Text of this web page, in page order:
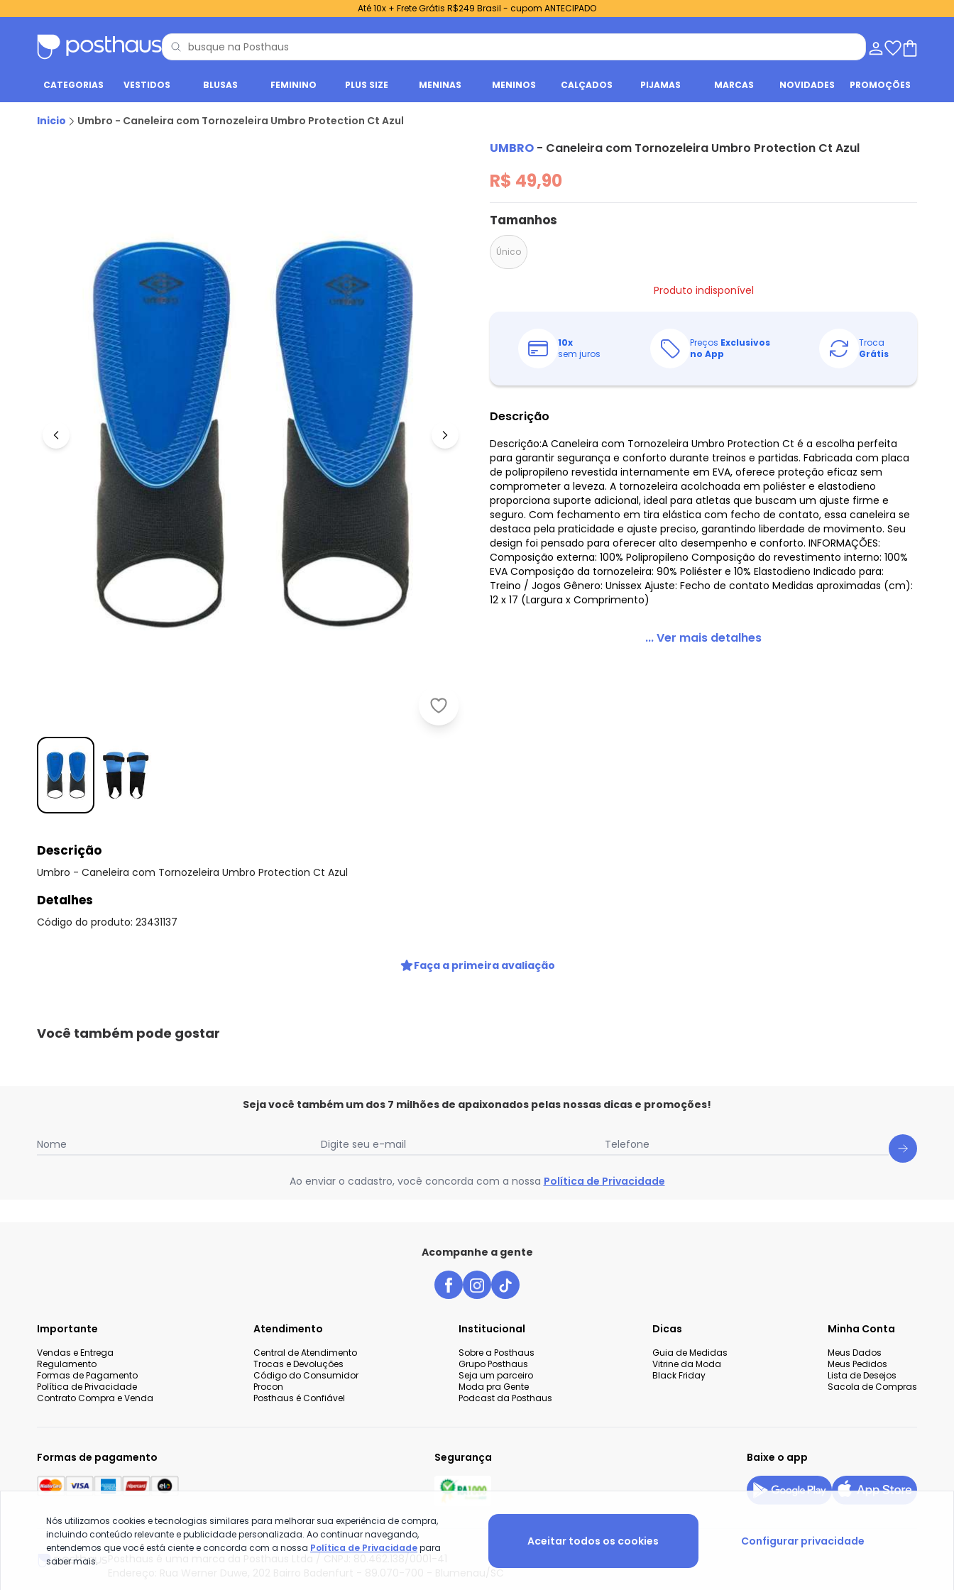
Até 10x + Frete Grátis R$249 Brasil - cupom ANTECIPADO
CATEGORIAS VESTIDOS BLUSAS FEMININO PLUS SIZE MENINAS MENINOS CALÇADOS PIJAMAS MARCAS NOVIDADES PROMOÇÕES
Inicio Umbro - Caneleira com Tornozeleira Umbro Protection Ct Azul
Umbro - Caneleira com Tornozeleira Umbro Protection Ct Azul
UMBRO - Caneleira com Tornozeleira Umbro Protection Ct Azul
R$ 49,90
Tamanhos
Único
Produto indisponível
10x
sem juros
Preços Exclusivos
no App
Troca
Grátis
Descrição
Descrição:A Caneleira com Tornozeleira Umbro Protection Ct é a escolha perfeita
para garantir segurança e conforto durante treinos e partidas. Fabricada com placa
de polipropileno revestida internamente em EVA, oferece proteção eficaz sem
comprometer a leveza. A tornozeleira acolchoada em poliéster e elastodieno
proporciona suporte adicional, ideal para atletas que buscam um ajuste firme e
seguro. Com fechamento em tira elástica com fecho de contato, essa caneleira se
destaca pela praticidade e ajuste preciso, garantindo liberdade de movimento. Seu
design foi pensado para oferecer alto desempenho e conforto. INFORMAÇÕES:
Composição externa: 100% Polipropileno Composição do revestimento interno: 100%
EVA Composição da tornozeleira: 90% Poliéster e 10% Elastodieno Indicado para:
Treino / Jogos Gênero: Unissex Ajuste: Fecho de contato Medidas aproximadas (cm):
12 x 17 (Largura x Comprimento)
... Ver mais detalhes
Descrição
Umbro - Caneleira com Tornozeleira Umbro Protection Ct Azul
Detalhes
Código do produto: 23431137
Faça a primeira avaliação
Você também pode gostar
Seja você também um dos 7 milhões de apaixonados pelas nossas dicas e promoções!
Nome Digite seu e-mail Telefone
Ao enviar o cadastro, você concorda com a nossa Política de Privacidade
Acompanhe a gente
Importante
Vendas e Entrega
Regulamento
Formas de Pagamento
Política de Privacidade
Contrato Compra e Venda
Atendimento
Central de Atendimento
Trocas e Devoluções
Código do Consumidor
Procon
Posthaus é Confiável
Institucional
Sobre a Posthaus
Grupo Posthaus
Seja um parceiro
Moda pra Gente
Podcast da Posthaus
Dicas
Guia de Medidas
Vitrine da Moda
Black Friday
Minha Conta
Meus Dados
Meus Pedidos
Lista de Desejos
Sacola de Compras
Formas de pagamento Segurança Baixe o app
Endereço: Rua Werner Duwe, 202 Bairro Badenfurt - 89.070-700 - Blumenau/SC
Nós utilizamos cookies e tecnologias similares para melhorar sua experiência de compra,
incluindo conteúdo relevante e publicidade personalizada. Ao continuar navegando,
entendemos que você está ciente e concorda com a nossa Política de Privacidadepara
saber mais.
Aceitar todos os cookies Configurar privacidade